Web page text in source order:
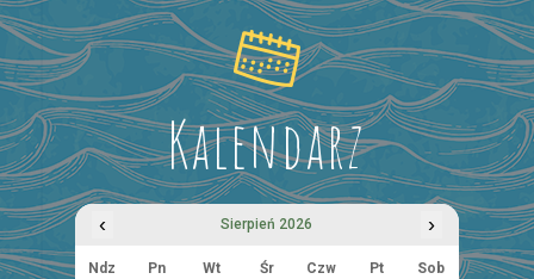
Kalendarz
‹ Sierpień 2026 ›
Ndz Pn Wt Śr Czw Pt
Sob